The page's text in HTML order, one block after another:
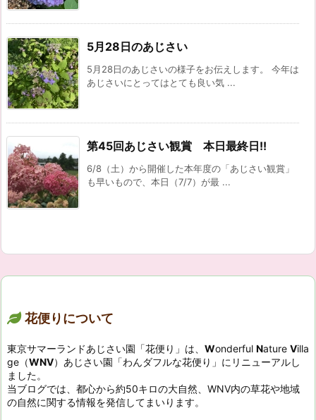
5月28日のあじさい
5月28日のあじさいの様子をお伝えします。 今年は
あじさいにとってはとても良い気 ...
第45回あじさい観賞 本日最終日!!
6/8（土）から開催した本年度の「あじさい観賞」
も早いもので、本日（7/7）が最 ...
花便りについて
東京サマーランドあじさい園「花便り」は、 Wonderful Nature Villa
ge（WNV）あじさい園「わんダフルな花便り」にリニューアルし
ました。
当ブログでは、都心から約50キロの大自然、WNV内の草花や地域
の自然に関する情報を発信してまいります。